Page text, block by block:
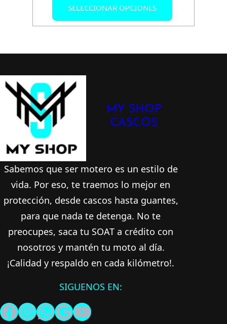
$ 15.000
through
SELECCIONAR OPCIONES
tiene
la
de
MY SHOP
CASCOS
Sabemos que ser motero es un estilo de
vida. Por eso, te traemos lo mejor en
protección, desde cascos hasta guantes,
para que nada te detenga. No te
preocupes, saca tu SOAT a crédito con
nosotros y mantén tu moto al día.
¡Calidad y respaldo en cada kilómetro!.
SIGUENOS EN:
Facebook InstagramWhatsApp Google YouTube